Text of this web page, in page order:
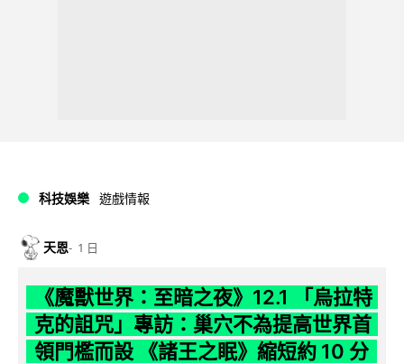
科技娛樂 遊戲情報
天恩 1 日
《魔獸世界：至暗之夜》12.1 「烏拉特
克的詛咒」專訪：巢穴不為提高世界首
領門檻而設 《諸王之眠》縮短約 10 分